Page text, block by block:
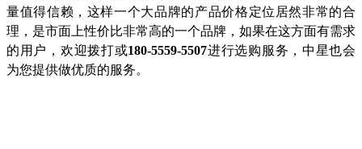
量值得信赖，这样一个大品牌的产品价格定位居然非常的合
理，是市面上性价比非常高的一个品牌，如果在这方面有需求
的用户，欢迎拨打或180-5559-5507进行选购服务，中星也会
为您提供做优质的服务。